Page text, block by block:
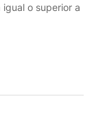
o superior a